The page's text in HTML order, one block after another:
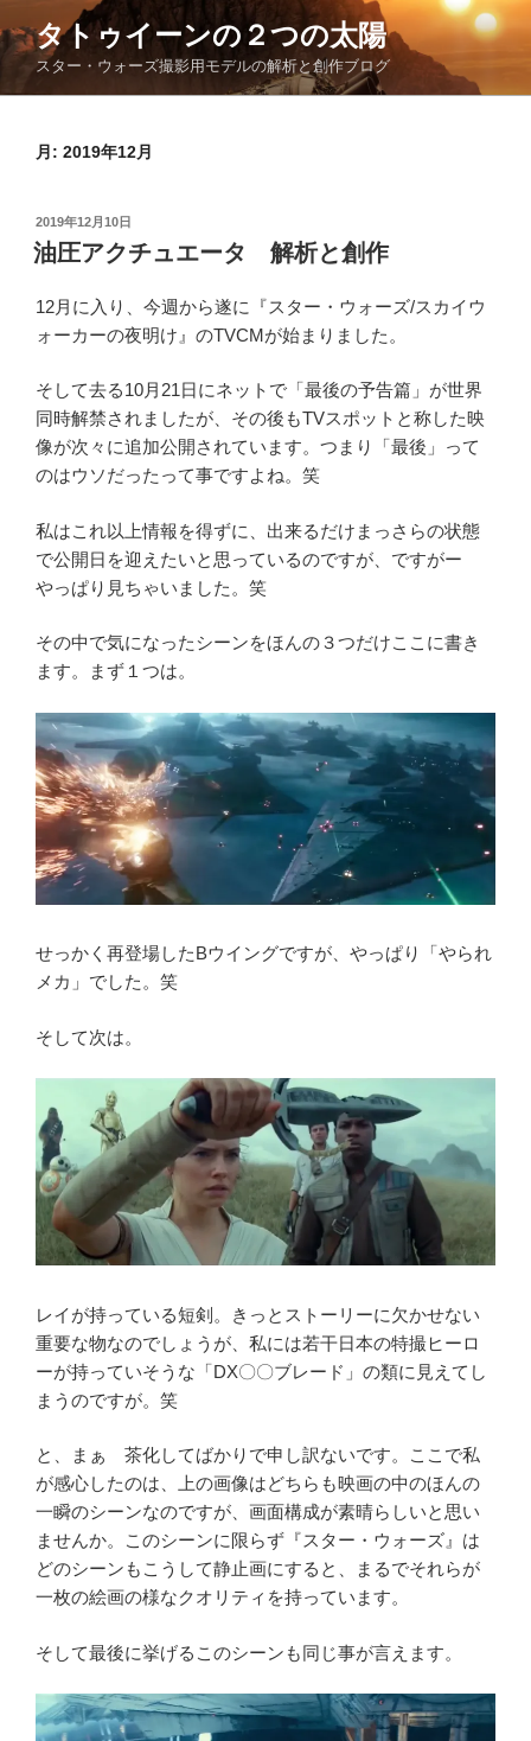
ン
ン
タトゥイーンの２つの太陽
スター・ウォーズ撮影用モデルの解析と創作ブログ
月: 2019年12月
投
稿
日:
2019年12月10日
油圧アクチュエータ 解析と創作
12月に入り、今週から遂に『スター・ウォーズ/スカイウ
ォーカーの夜明け』のTVCMが始まりました。
そして去る10月21日にネットで「最後の予告篇」が世界
同時解禁されましたが、その後もTVスポットと称した映
像が次々に追加公開されています。つまり「最後」って
のはウソだったって事ですよね。笑
私はこれ以上情報を得ずに、出来るだけまっさらの状態
で公開日を迎えたいと思っているのですが、ですがー
やっぱり見ちゃいました。笑
その中で気になったシーンをほんの３つだけここに書き
ます。まず１つは。
せっかく再登場したBウイングですが、やっぱり「やられ
メカ」でした。笑
そして次は。
レイが持っている短剣。きっとストーリーに欠かせない
重要な物なのでしょうが、私には若干日本の特撮ヒーロ
ーが持っていそうな「DX〇〇ブレード」の類に見えてし
まうのですが。笑
と、まぁ 茶化してばかりで申し訳ないです。ここで私
が感心したのは、上の画像はどちらも映画の中のほんの
一瞬のシーンなのですが、画面構成が素晴らしいと思い
ませんか。このシーンに限らず『スター・ウォーズ』は
どのシーンもこうして静止画にすると、まるでそれらが
一枚の絵画の様なクオリティを持っています。
そして最後に挙げるこのシーンも同じ事が言えます。